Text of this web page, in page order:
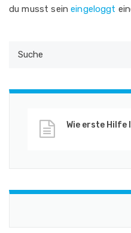
du musst seineingeloggt
Wie erste Hilfe